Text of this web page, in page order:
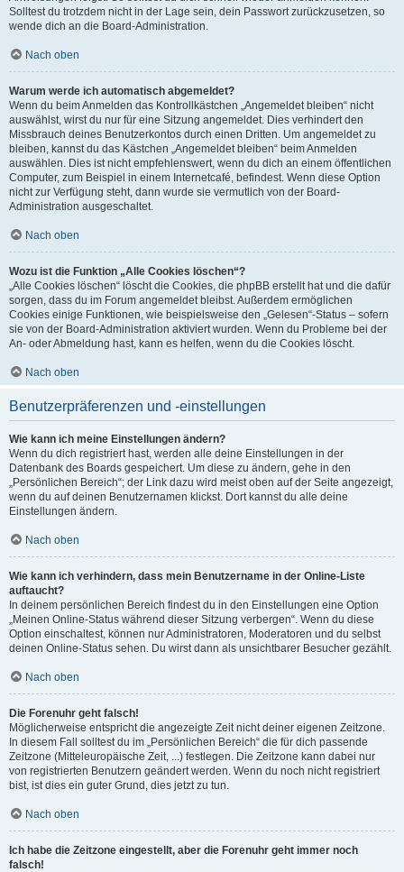
Solltest du trotzdem nicht in der Lage sein, dein Passwort zurückzusetzen, so
wende dich an die Board-Administration.
Nach oben
Warum werde ich automatisch abgemeldet?
Wenn du beim Anmelden das Kontrollkästchen „Angemeldet bleiben“ nicht
auswählst, wirst du nur für eine Sitzung angemeldet. Dies verhindert den
Missbrauch deines Benutzerkontos durch einen Dritten. Um angemeldet zu
bleiben, kannst du das Kästchen „Angemeldet bleiben“ beim Anmelden
auswählen. Dies ist nicht empfehlenswert, wenn du dich an einem öffentlichen
Computer, zum Beispiel in einem Internetcafé, befindest. Wenn diese Option
nicht zur Verfügung steht, dann wurde sie vermutlich von der Board-
Administration ausgeschaltet.
Nach oben
Wozu ist die Funktion „Alle Cookies löschen“?
„Alle Cookies löschen“ löscht die Cookies, die phpBB erstellt hat und die dafür
sorgen, dass du im Forum angemeldet bleibst. Außerdem ermöglichen
Cookies einige Funktionen, wie beispielsweise den „Gelesen“-Status – sofern
sie von der Board-Administration aktiviert wurden. Wenn du Probleme bei der
An- oder Abmeldung hast, kann es helfen, wenn du die Cookies löscht.
Nach oben
Benutzerpräferenzen und -einstellungen
Wie kann ich meine Einstellungen ändern?
Wenn du dich registriert hast, werden alle deine Einstellungen in der
Datenbank des Boards gespeichert. Um diese zu ändern, gehe in den
„Persönlichen Bereich“; der Link dazu wird meist oben auf der Seite angezeigt,
wenn du auf deinen Benutzernamen klickst. Dort kannst du alle deine
Einstellungen ändern.
Nach oben
Wie kann ich verhindern, dass mein Benutzername in der Online-Liste
auftaucht?
In deinem persönlichen Bereich findest du in den Einstellungen eine Option
„Meinen Online-Status während dieser Sitzung verbergen“. Wenn du diese
Option einschaltest, können nur Administratoren, Moderatoren und du selbst
deinen Online-Status sehen. Du wirst dann als unsichtbarer Besucher gezählt.
Nach oben
Die Forenuhr geht falsch!
Möglicherweise entspricht die angezeigte Zeit nicht deiner eigenen Zeitzone.
In diesem Fall solltest du im „Persönlichen Bereich“ die für dich passende
Zeitzone (Mitteleuropäische Zeit, ...) festlegen. Die Zeitzone kann dabei nur
von registrierten Benutzern geändert werden. Wenn du noch nicht registriert
bist, ist dies ein guter Grund, dies jetzt zu tun.
Nach oben
Ich habe die Zeitzone eingestellt, aber die Forenuhr geht immer noch
falsch!